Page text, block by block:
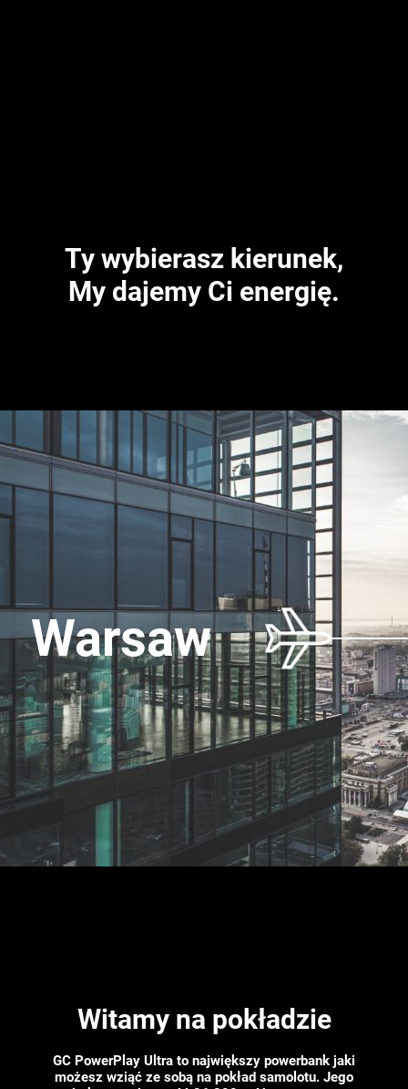
Ty wybierasz kierunek,
My dajemy Ci energię.
Warsaw
Witamy na pokładzie
GC PowerPlay Ultra to największy powerbank jaki
możesz wziąć ze sobą na pokład samolotu. Jego